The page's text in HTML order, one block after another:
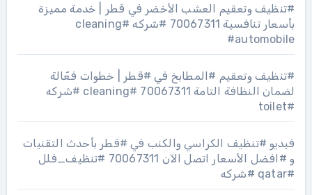
#تنظيف وتعقيم العشب الأخضر في قطر | خدمة مميزة
بأسعار تنافسية 70067311 #شركه #cleaning
#automobile
#تنظيف وتعقيم #المطابخ في #قطر | خطوات فعّالة
لضمان النظافة التامة 70067311 #cleaning #شركه
#toilet
فيديو #تنظيف الكراسي والكنب في #قطر بأحدث التقنيات
و #افضل الأسعار اتصل الآن 70067311 #تنظيف_فلل
#qatar #شركه